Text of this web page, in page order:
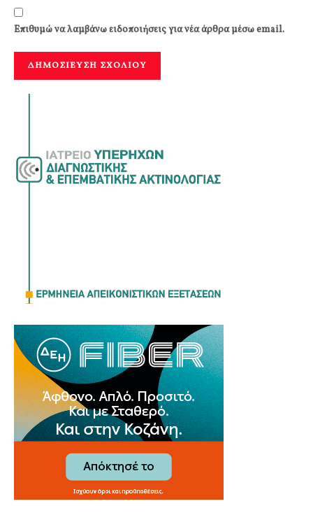
Επιθυμώ να λαμβάνω ειδοποιήσεις για νέα άρθρα μέσω email.